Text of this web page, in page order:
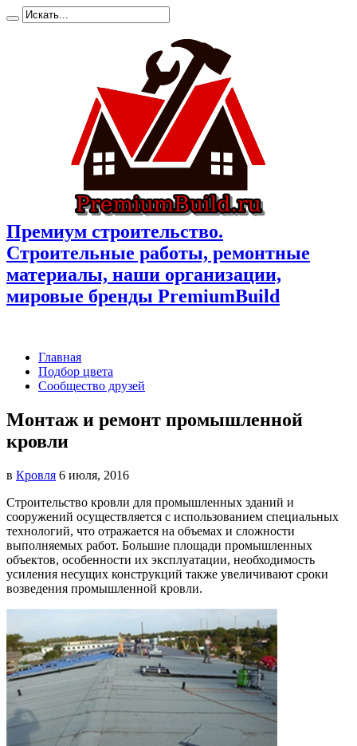
Премиум cтроительство.
Cтроительные работы, ремонтные
материалы, наши организации,
мировые бренды PremiumBuild
Главная
Подбор цвета
Сообщество друзей
Монтаж и ремонт промышленной
кровли
в Кровля 6 июля, 2016
Строительство кровли для промышленных зданий и
сооружений осуществляется с использованием специальных
технологий, что отражается на объемах и сложности
выполняемых работ. Большие площади промышленных
объектов, особенности их эксплуатации, необходимость
усиления несущих конструкций также увеличивают сроки
возведения промышленной кровли.